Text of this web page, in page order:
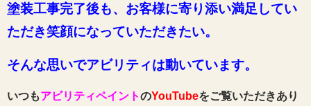
塗装工事完了後も、お客様に寄り添い満足してい
ただき笑顔になっていただきたい。
そんな思いでアビリティは動いています。
いつもアビリティペイントのYouTubeをご覧いただきあり